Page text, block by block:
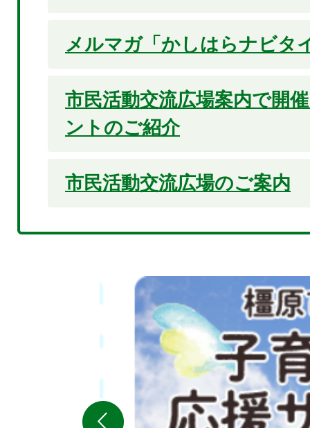
メルマガ「かしはらナビタ
市民活動交流広場案内で開
ントのご紹介
市民活動交流広場のご案内
2
目
ス